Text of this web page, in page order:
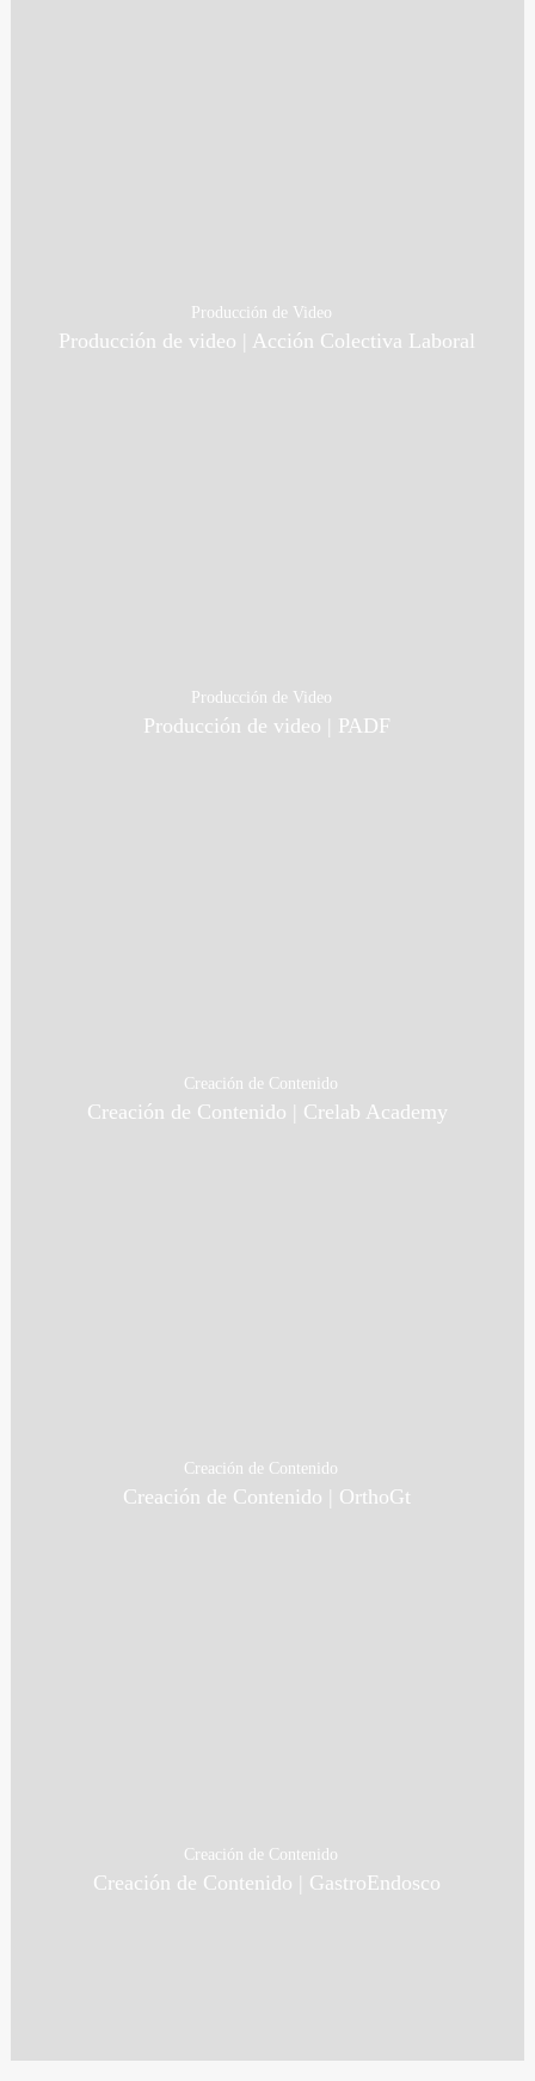
Producción de Video
Producción de video | Acción Colectiva Laboral
Producción de Video
Producción de video | PADF
Creación de Contenido
Creación de Contenido | Crelab Academy
Creación de Contenido
Creación de Contenido | OrthoGt
Creación de Contenido
Creación de Contenido | GastroEndosco